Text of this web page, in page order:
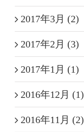
2017年3月 (2)
2017年2月 (3)
2017年1月 (1)
2016年12月 (1)
2016年11月 (2)